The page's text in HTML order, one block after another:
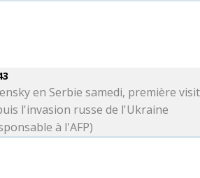
en Serbie samedi, première
l'invasion russe de l'Ukraine
à l'AFP)